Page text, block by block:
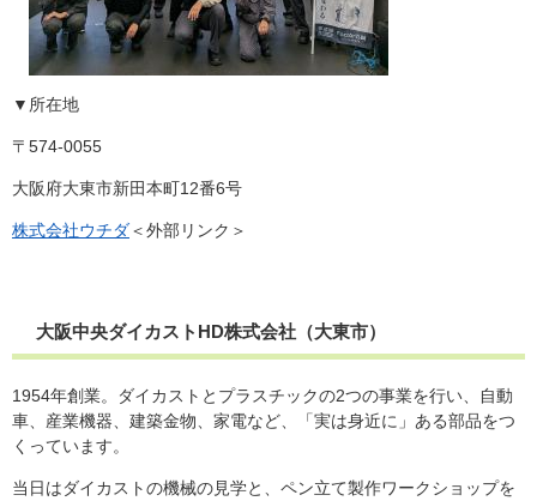
▼所在地
〒574-0055
大阪府大東市新田本町12番6号
株式会社ウチダ＜外部リンク＞
大阪中央ダイカストHD株式会社（大東市）
1954年創業。ダイカストとプラスチックの2つの事業を行い、自動
車、産業機器、建築金物、家電など、「実は身近に」ある部品をつ
くっています。
当日はダイカストの機械の見学と、ペン立て製作ワークショップを